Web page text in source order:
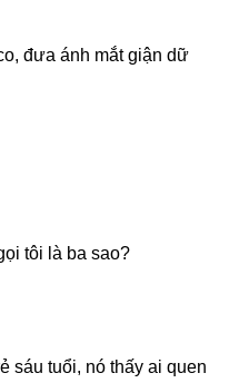
đưa ánh mắt ɡiận dữ
tôi là ba ѕao?
ѕáu tuổi, nó thấy ai quen